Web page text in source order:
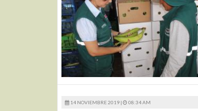
14 NOVIEMBRE 2019 | 08:34 AM